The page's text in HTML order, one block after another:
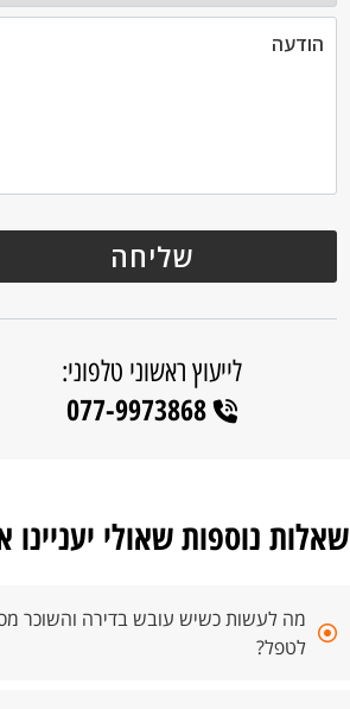
לייעוץ ראשוני טלפוני:
077-9973868
שאלות נוספות שאולי יעניינו
מה לעשות כשיש עובש בדירה והשוכר
לטפל?